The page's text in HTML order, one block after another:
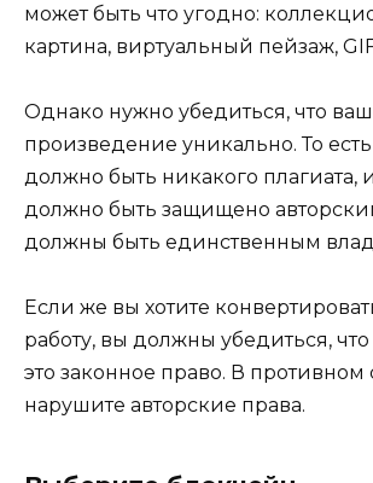
может быть что угодно:
картина, виртуальный пейзаж,
Однако нужно убедиться, что
произведение уникально. То
должно быть никакого плагиата,
должно быть защищено
должны быть единственным
Если же вы хотите
работу, вы должны убедиться, что
это законное право. В противном
нарушите авторские права.